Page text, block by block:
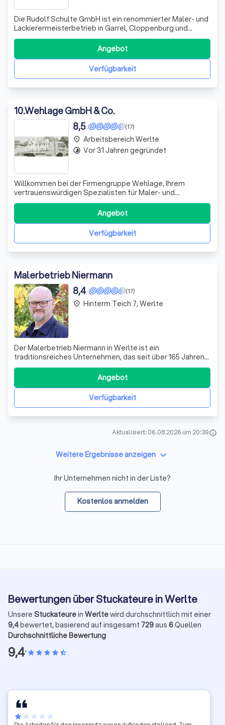
Die Rudolf Schulte GmbH ist ein renommierter Maler- und
Lackierermeisterbetrieb in Garrel, Cloppenburg und
Umgebung. Unser Familienunternehmen besteht aus
einem engagierten Team von Fachleuten, darunter ein
Meister, acht Gesellen und zwei Auszubildende. Wir sind
stolz darauf, unseren Kunden ein brei
Verfügbarkeit
Angebot
10.Wehlage GmbH & Co.
(17)
8,5
Willkommen bei der Firmengruppe Wehlage, Ihrem
vertrauenswürdigen Spezialisten für Maler- und
Beschichtungsarbeiten. Seit unserer Gründung im Jahr
1934 haben wir uns durch herausragende Leistungen in
den Bereichen Malerei, Bodenbeläge, Fahrzeug- und
Industrielackierung sowie Pulver- und Industriebes
Verfügbarkeit
Angebot
place Arbeitsbereich Werlte
timelapse Vor 31 Jahren gegründet
Malerbetrieb Niermann
(17)
8,4
Der Malerbetrieb Niermann in Werlte ist ein
traditionsreiches Unternehmen, das seit über 165 Jahren
besteht. Unter der Leitung von Inhaber Andreas Steenken
hat sich der Betrieb auf die Gestaltung von Innenräumen
spezialisiert. Mit einem Team aus Gesellen,
Auszubildenden und Verkaufs- und Beratungsan
Verfügbarkeit
Angebot
place Hinterm Teich 7, Werlte
Aktualisiert: 06.08.2026 um 20:39info
Weitere Ergebnisse anzeigen keyboard_arrow_down
Ihr Unternehmen nicht in der Liste?
Kostenlos anmelden
Bewertungen über Stuckateure in Werlte
Unsere Stuckateurein Werltewird durchschnittlich mit einer
9,4bewertet, basierend auf insgesamt 729aus 6Quellen
Durchschnittliche Bewertung
9,4•starstarstarstarstar_half
starstar star star star